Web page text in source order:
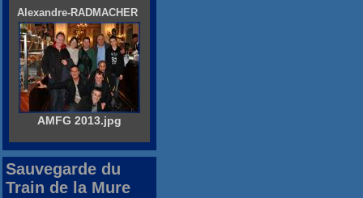
Alexandre-RADMACHER
AMFG 2013.jpg
Sauvegarde du
Train de la Mure